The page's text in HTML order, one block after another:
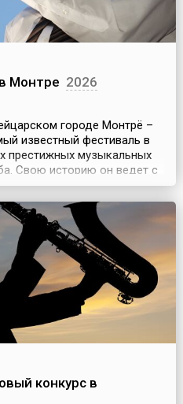
Монтре 2026
городе Монтрё –
известный фестиваль в
престижных музыкальных
Свою историю он ведет с
год и длится чуть более
стартует в конце июня –
руководитель (до
– К...
конкурс в